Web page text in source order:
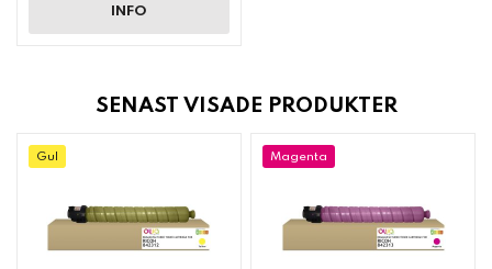
INFO
SENAST VISADE PRODUKTER
Gul Magenta